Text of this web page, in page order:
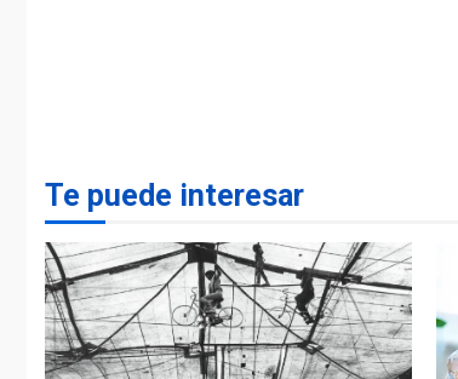
Te puede interesar